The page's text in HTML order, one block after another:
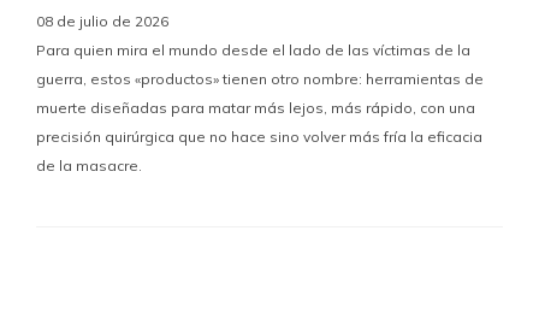
08 de julio de 2026
Para quien mira el mundo desde el lado de las víctimas de la
guerra, estos «productos» tienen otro nombre: herramientas de
muerte diseñadas para matar más lejos, más rápido, con una
precisión quirúrgica que no hace sino volver más fría la eficacia
de la masacre.